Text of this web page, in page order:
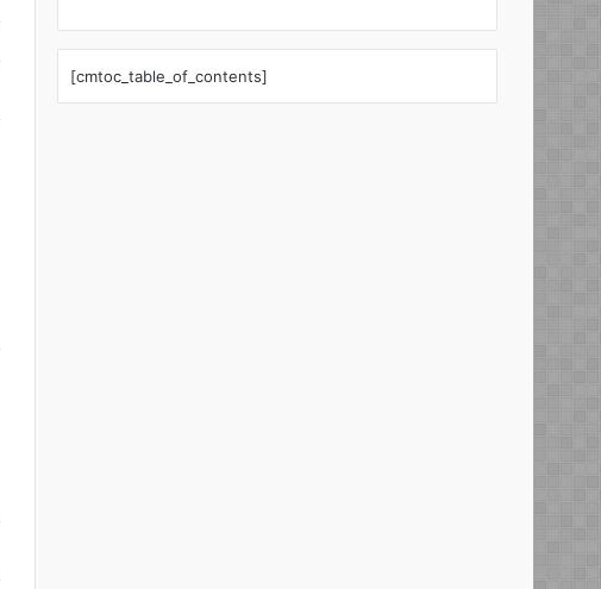
[cmtoc_table_of_contents]